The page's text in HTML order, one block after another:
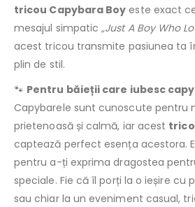
tricou Capybara Boy este exact
mesajul simpatic„Just A Boy Who
acest tricou transmite pasiunea ta
plin de stil.
🐾 Pentru băieții care iubesc
Capybarele sunt cunoscute pentru
prietenoasă și calmă, iar acest
captează perfect esența acestora.
pentru a-ți exprima dragostea
speciale. Fie că îl porți la o ieșire cu
sau chiar la un eveniment casual,